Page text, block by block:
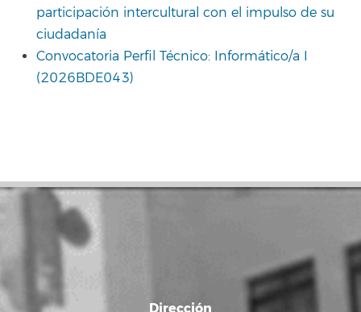
participación intercultural con el impulso de su
ciudadanía
Convocatoria Perfil Técnico: Informático/a I
(2026BDE043)
Dirección